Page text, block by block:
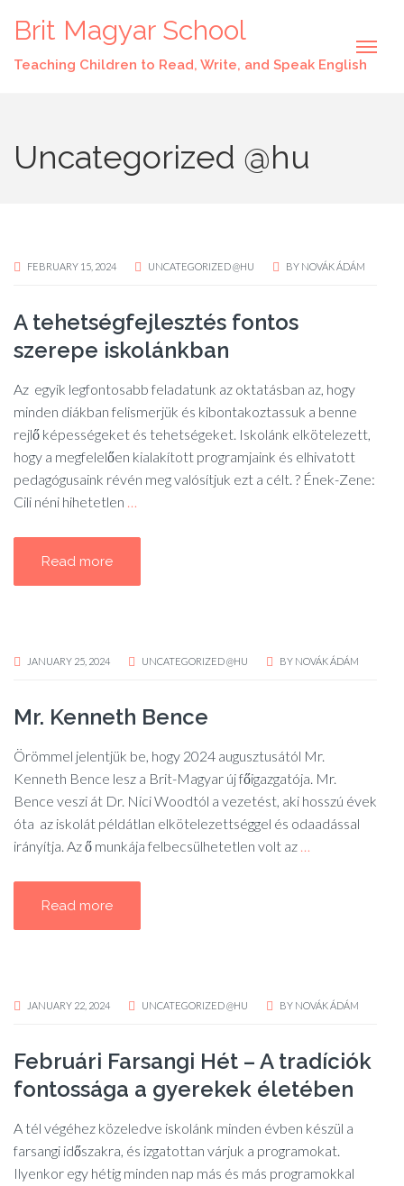
Brit Magyar School
Teaching Children to Read, Write, and Speak English
Uncategorized @hu
FEBRUARY 15, 2024 UNCATEGORIZED @HU BY NOVÁK ÁDÁM
A tehetségfejlesztés fontos
szerepe iskolánkban
Az egyik legfontosabb feladatunk az oktatásban az, hogy
minden diákban felismerjük és kibontakoztassuk a benne
rejlő képességeket és tehetségeket. Iskolánk elkötelezett,
hogy a megfelelően kialakított programjaink és elhivatott
pedagógusaink révén meg valósítjuk ezt a célt. ? Ének-Zene:
Cili néni hihetetlen …
Read more
JANUARY 25, 2024 UNCATEGORIZED @HU BY NOVÁK ÁDÁM
Mr. Kenneth Bence
Örömmel jelentjük be, hogy 2024 augusztusától Mr.
Kenneth Bence lesz a Brit-Magyar új főigazgatója. Mr.
Bence veszi át Dr. Nici Woodtól a vezetést, aki hosszú évek
óta az iskolát példátlan elkötelezettséggel és odaadással
irányítja. Az ő munkája felbecsülhetetlen volt az …
Read more
JANUARY 22, 2024 UNCATEGORIZED @HU BY NOVÁK ÁDÁM
Februári Farsangi Hét – A tradíciók
fontossága a gyerekek életében
A tél végéhez közeledve iskolánk minden évben készül a
farsangi időszakra, és izgatottan várjuk a programokat.
Ilyenkor egy hétig minden nap más és más programokkal